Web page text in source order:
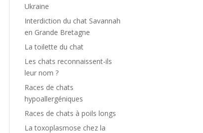
Ukraine
Interdiction du chat Savannah
en Grande Bretagne
La toilette du chat
Les chats reconnaissent-ils
leur nom ?
Races de chats
hypoallergéniques
Races de chats à poils longs
La toxoplasmose chez la